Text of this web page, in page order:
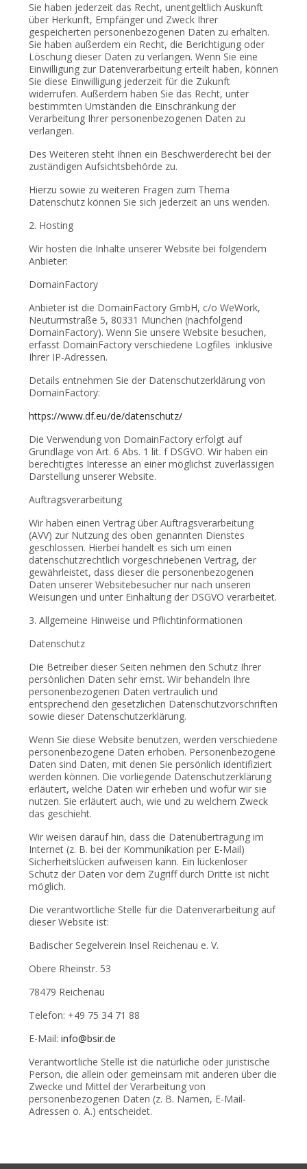
Sie haben jederzeit das Recht, unentgeltlich Auskunft
über Herkunft, Empfänger und Zweck Ihrer
gespeicherten personenbezogenen Daten zu erhalten.
Sie haben außerdem ein Recht, die Berichtigung oder
Löschung dieser Daten zu verlangen. Wenn Sie eine
Einwilligung zur Datenverarbeitung erteilt haben, können
Sie diese Einwilligung jederzeit für die Zukunft
widerrufen. Außerdem haben Sie das Recht, unter
bestimmten Umständen die Einschränkung der
Verarbeitung Ihrer personenbezogenen Daten zu
verlangen.
Des Weiteren steht Ihnen ein Beschwerderecht bei der
zuständigen Aufsichtsbehörde zu.
Hierzu sowie zu weiteren Fragen zum Thema
Datenschutz können Sie sich jederzeit an uns wenden.
2. Hosting
Wir hosten die Inhalte unserer Website bei folgendem
Anbieter:
DomainFactory
Anbieter ist die DomainFactory GmbH, c/o WeWork,
Neuturmstraße 5, 80331 München (nachfolgend
DomainFactory). Wenn Sie unsere Website besuchen,
erfasst DomainFactory verschiedene Logfiles inklusive
Ihrer IP-Adressen.
Details entnehmen Sie der Datenschutzerklärung von
DomainFactory:
https://www.df.eu/de/datenschutz/
Die Verwendung von DomainFactory erfolgt auf
Grundlage von Art. 6 Abs. 1 lit. f DSGVO. Wir haben ein
berechtigtes Interesse an einer möglichst zuverlässigen
Darstellung unserer Website.
Auftragsverarbeitung
Wir haben einen Vertrag über Auftragsverarbeitung
(AVV) zur Nutzung des oben genannten Dienstes
geschlossen. Hierbei handelt es sich um einen
datenschutzrechtlich vorgeschriebenen Vertrag, der
gewährleistet, dass dieser die personenbezogenen
Daten unserer Websitebesucher nur nach unseren
Weisungen und unter Einhaltung der DSGVO verarbeitet.
3. Allgemeine Hinweise und Pflichtinformationen
Datenschutz
Die Betreiber dieser Seiten nehmen den Schutz Ihrer
persönlichen Daten sehr ernst. Wir behandeln Ihre
personenbezogenen Daten vertraulich und
entsprechend den gesetzlichen Datenschutzvorschriften
sowie dieser Datenschutzerklärung.
Wenn Sie diese Website benutzen, werden verschiedene
personenbezogene Daten erhoben. Personenbezogene
Daten sind Daten, mit denen Sie persönlich identifiziert
werden können. Die vorliegende Datenschutzerklärung
erläutert, welche Daten wir erheben und wofür wir sie
nutzen. Sie erläutert auch, wie und zu welchem Zweck
das geschieht.
Wir weisen darauf hin, dass die Datenübertragung im
Internet (z. B. bei der Kommunikation per E-Mail)
Sicherheitslücken aufweisen kann. Ein lückenloser
Schutz der Daten vor dem Zugriff durch Dritte ist nicht
möglich.
Die verantwortliche Stelle für die Datenverarbeitung auf
dieser Website ist:
Badischer Segelverein Insel Reichenau e. V.
Obere Rheinstr. 53
78479 Reichenau
Telefon: +49 75 34 71 88
E-Mail: info@bsir.de
Verantwortliche Stelle ist die natürliche oder juristische
Person, die allein oder gemeinsam mit anderen über die
Zwecke und Mittel der Verarbeitung von
personenbezogenen Daten (z. B. Namen, E-Mail-
Adressen o. Ä.) entscheidet.